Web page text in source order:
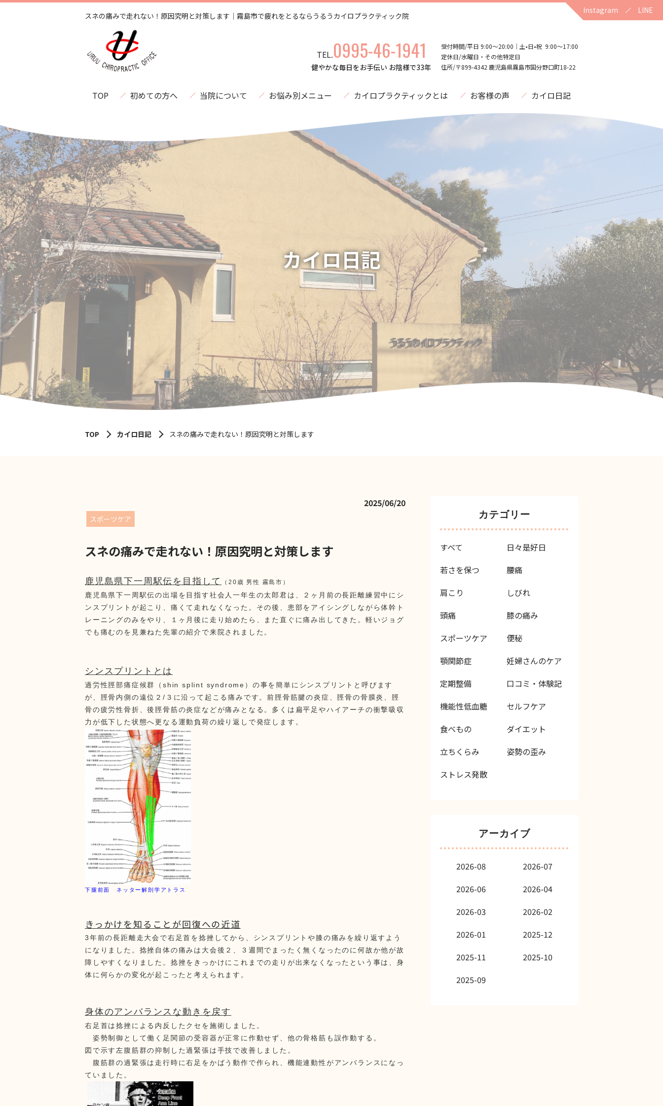
Instagram LINE
スネの痛みで走れない！原因究明と対策します｜霧島市で疲れをとるならうるうカイロプラクティック院
TEL.0995-46-1941
健やかな毎日をお手伝い お陰様で33年
受付時間/平日 9:00〜20:00｜土•日•祝 9:00〜17:00
定休日/水曜日・その他特定日
住所/〒899-4342 鹿児島県霧島市国分野口町18-22
TOP 初めての方へ 当院について お悩み別メニュー カイロプラクティックとは お客様の声 カイロ日記
カイロ日記
TOP カイロ日記 スネの痛みで走れない！原因究明と対策します
2025/06/20
スポーツケア
スネの痛みで走れない！原因究明と対策します
鹿児島県下一周駅伝を目指して （20歳 男性 霧島市）
鹿児島県下一周駅伝の出場を目指す社会人一年生の太郎君は、
２ヶ月前の長距離練習中にシ
ンスプリントが起こり、痛くて走れなくなった。 その後、患部をアイシングしながら体幹ト
レーニングのみをやり、１ヶ月後に走り始めたら、また直ぐに痛み出してきた。 軽いジョグ
でも痛むのを見兼ねた先輩の紹介で来院されました。
シンスプリントとは
過労性脛部痛症候群（shin splint syndrome）の事を簡単にシンスプリントと呼びます
が、脛骨内側の遠位２/３に沿って起こる痛みです。前脛骨筋腱の炎症、脛骨の骨膜炎、脛
骨の疲労性骨折、後脛骨筋の炎症などが痛みとなる。 多くは扁平足やハイアーチの衝撃吸収
力が低下した状態へ更なる運動負荷の繰り返しで発症します。
下腿前面 ネッター解剖学アトラス
きっかけを知ることが回復への近道
3年前の長距離走大会で右足首を捻挫してから、シンスプリントや膝の痛みを繰り返すよう
になりました。 捻挫自体の痛みは大会後２、３週間でまったく無くなったのに何故か他が故
障しやすくなりました。 捻挫をきっかけにこれまでの走りが出来なくなったという事は、身
体に何らかの変化が起こったと考えられます。
身体のアンバランスな動きを戻す
右足首は捻挫による内反したクセを施術しました。
姿勢制御として働く足関節の受容器が正常に作動せず、他の骨格筋も誤作動する。
図で示す 左腹筋群の抑制した過緊張は手技で改善しました。
腹筋群の過緊張は走行時に右足をかばう動作で作られ、機能連動性がアンバランスになっ
ていました。
カテゴリー
すべて
日々是好日
若さを保つ
腰痛
肩こり
しびれ
頭痛
膝の痛み
スポーツケア
便秘
顎関節症
妊婦さんのケア
定期整備
口コミ・体験記
機能性低血糖
セルフケア
食べもの
ダイエット
立ちくらみ
姿勢の歪み
ストレス発散
アーカイブ
2026-08
2026-07
2026-06
2026-04
2026-03
2026-02
2026-01
2025-12
2025-11
2025-10
2025-09